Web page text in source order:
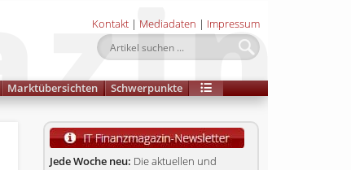
Kontakt | Mediadaten | Impressum
Marktübersichten Schwerpunkte
Jede Woche neu: Die aktuellen und